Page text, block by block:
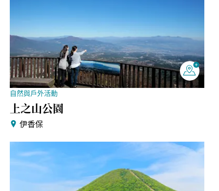
自然與戶外活動
上之山公園
伊香保